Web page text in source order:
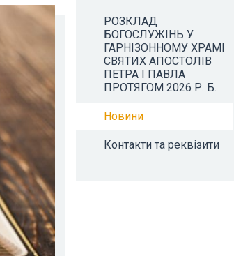
РОЗКЛАД
БОГОСЛУЖІНЬ У
ГАРНІЗОННОМУ ХРАМІ
СВЯТИХ АПОСТОЛІВ
ПЕТРА І ПАВЛА
ПРОТЯГОМ 2026 Р. Б.
Новини
Контакти та реквізити